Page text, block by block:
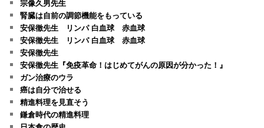
宗像久男先生
腎臓は自前の調節機能をもっている
安保徹先生 リンパ 白血球 赤血球
安保徹先生 リンパ 白血球 赤血球
安保徹先生
安保徹先生『免疫革命！はじめてがんの原因が分かった！』
ガン治療のウラ
癌は自分で治せる
精進料理を見直そう
鎌倉時代の精進料理